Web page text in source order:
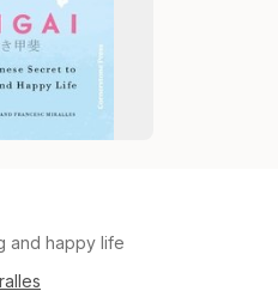
and happy life